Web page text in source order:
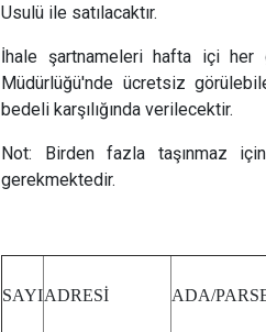
Usulü ile satılacaktır.
İhale şartnameleri hafta içi her
Müdürlüğü'nde ücretsiz
bedeli karşılığında verilecektir.
Not: Birden fazla taşınmaz
gerekmektedir.
SAYIADRESİ ADA/